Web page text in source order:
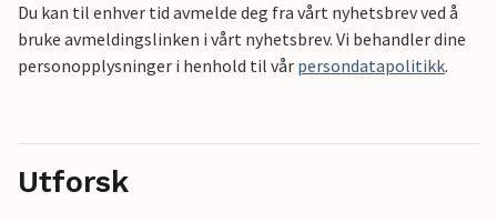
Du kan til enhver tid avmelde deg fra vårt nyhetsbrev ved å
bruke avmeldingslinken i vårt nyhetsbrev. Vi behandler dine
personopplysninger i henhold til vår persondatapolitikk.
Utforsk